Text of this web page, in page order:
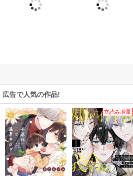
広告で人気の作品!
立読み増量